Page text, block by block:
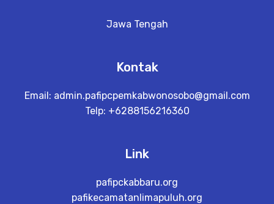
Jawa Tengah
Kontak
Email: admin.pafipcpemkabwonosobo@gmail.com
Telp: +6288156216360
Link
pafipckabbaru.org
pafikecamatanlimapuluh.org